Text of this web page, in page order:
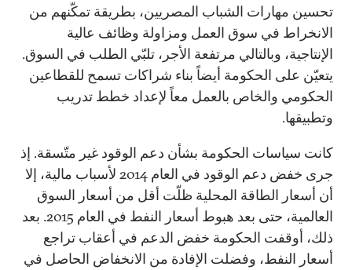
تحسين مهارات الشباب المصريين، بطريقة تمكّنهم من
الانخراط في سوق العمل ومزاولة وظائف عالية
الإنتاجية، وبالتالي مرتفعة الأجر، تلبّي الطلب في السوق.
يتعيّن على الحكومة أيضاً بناء شراكات تسمح للقطاعين
الحكومي والخاص بالعمل معاً لإعداد خطط تدريب
وتطبيقها.
كانت سياسات الحكومة بشأن دعم الوقود غير متّسقة. إذ
جرى خفض دعم الوقود في العام 2014 لأسباب مالية، إلا
أن أسعار الطاقة المحلية ظلّت أقل من أسعار السوق
العالمية، حتى بعد هبوط أسعار النفط في العام 2015. بعد
ذلك، أوقفت الحكومة خفض الدعم في أعقاب تراجع
أسعار النفط، وفضلت الإفادة من الانخفاض الحاصل في